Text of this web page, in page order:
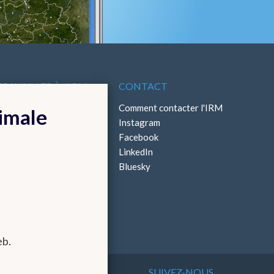
À L'IRM CONTACT
Comment contacter l'IRM
Instagram
Facebook
LinkedIn
Bluesky
SUIVEZ-NOUS